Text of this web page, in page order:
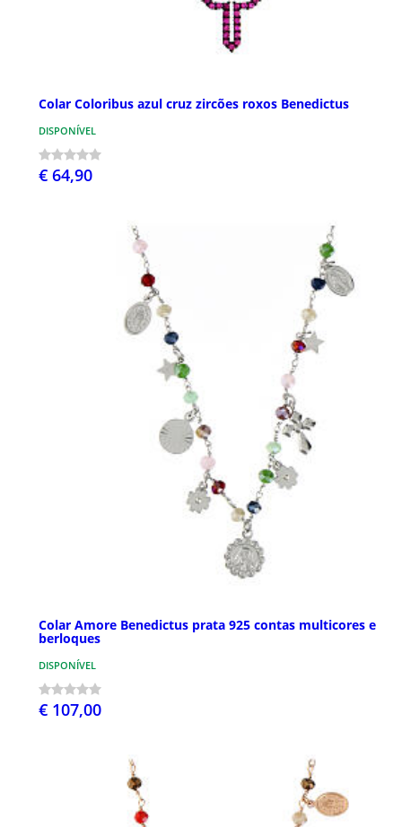
Colar Coloribus azul cruz zircões roxos Benedictus
DISPONÍVEL
€ 64,90
Colar Amore Benedictus prata 925 contas multicores e
berloques
DISPONÍVEL
€ 107,00